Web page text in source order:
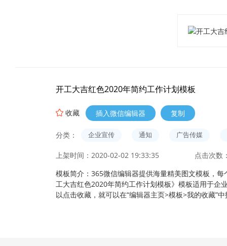
开工大吉红色2020年简约工作计划模板
收藏 插入微信编辑器 复制
分类： 企业宣传 通知 广告传媒
上架时间：2020-02-02 19:33:35
点击次数
模板简介：365微信编辑器提供海量精美图文模板，
工大吉红色2020年简约工作计划模板》模板适用于企
以点击收藏，就可以在“编辑器主页>模板>我的收藏”